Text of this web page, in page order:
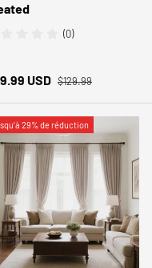
(0)
soldé
USD Prix habituel
$129.99
29% de réduction